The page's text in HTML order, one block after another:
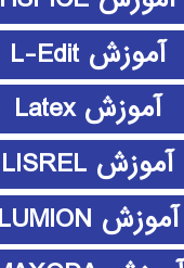
آموزش L-Edit
آموزش Latex
آموزش LISREL
آموزش LUMION